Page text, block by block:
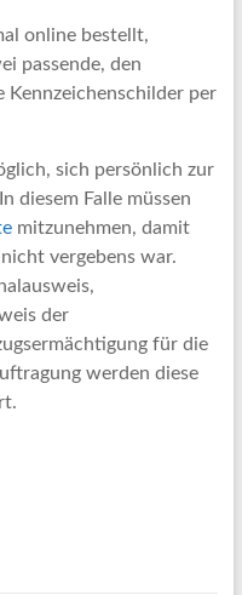
online bestellt,
passende, den
Kennzeichenschilder per
sich persönlich zur
diesem Falle müssen
mitzunehmen, damit
vergebens war.
der
für die
werden diese